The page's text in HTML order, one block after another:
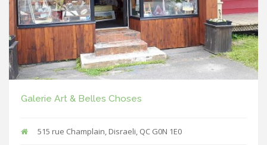
Galerie Art & Belles Choses
515 rue Champlain, Disraeli, QC G0N 1E0